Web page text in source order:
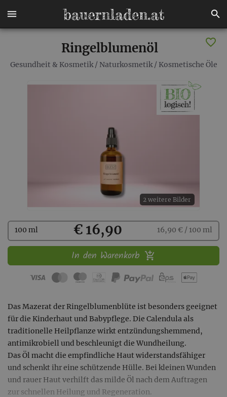
Ringelblumenöl
Gesundheit & Kosmetik/ Naturkosmetik/ Kosmetische Öle
2 weitere Bilder
Kaufen
100 ml € 16,90 16,90 € / 100 ml
In den Warenkorb
Das Mazerat der Ringelblumenblüte ist besonders geeignet
für die Kinderhaut und Babypflege. Die Calendula als
traditionelle Heilpflanze wirkt entzündungshemmend,
antimikrobiell und beschleunigt die Wundheilung.
Das Öl macht die empfindliche Haut widerstandsfähiger
und schenkt ihr eine schützende Hülle. Bei kleinen Wunden
und rauer Haut verhilft das milde Öl nach dem Auftragen
zur schnellen Heilung und Regeneration.